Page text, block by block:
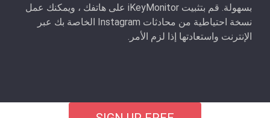
بسهولة. قم بتثبيت iKeyMonitor على هاتفك ، ويمكنك عمل
نسخة احتياطية من محادثات Instagram الخاصة بك عبر
الإنترنت واستعادتها إذا لزم الأمر.